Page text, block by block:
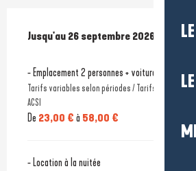
Du3 avril 2026au26 septembre 2026
Jusqu'au 26 septembre 2026
- Emplacement 2 personnes + voiture +
Tarifs variables selon périodes / Tarifs réduits pour
ACSI
De 23,00 € à 58,00 €
- Location à la nuitée